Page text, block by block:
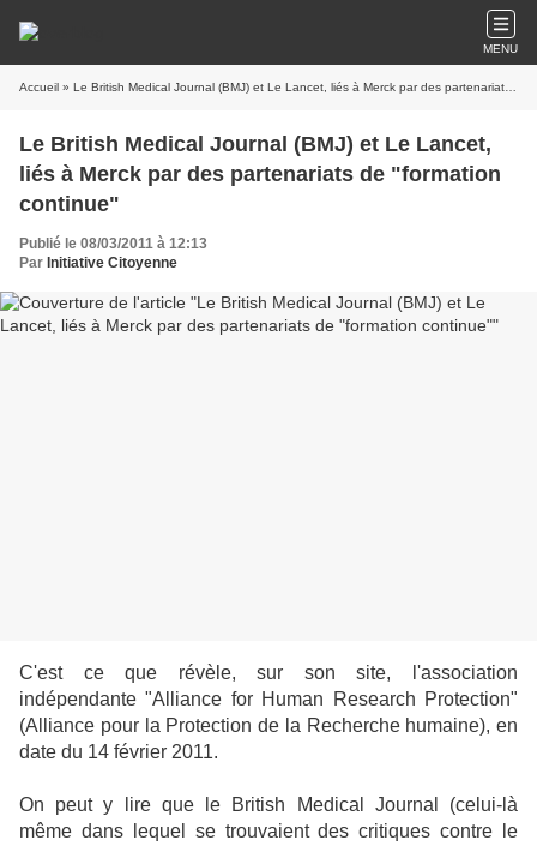
MENU
Accueil » Le British Medical Journal (BMJ) et Le Lancet, liés à Merck par des partenariats de "formation continue"
Le British Medical Journal (BMJ) et Le Lancet,
liés à Merck par des partenariats de "formation
continue"
Publié le 08/03/2011 à 12:13
Par Initiative Citoyenne
C'est ce que révèle, sur son site, l'association
indépendante "Alliance for Human Research Protection"
(Alliance pour la Protection de la Recherche humaine), en
date du 14 février 2011.
On peut y lire que le British Medical Journal (celui-là
même dans lequel se trouvaient des critiques contre le